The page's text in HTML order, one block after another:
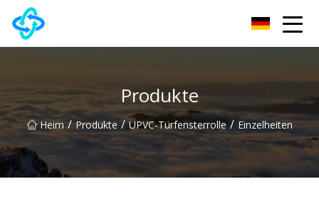
Produkte
Heim / Produkte / UPVC-Türfensterrolle / Einzelheiten